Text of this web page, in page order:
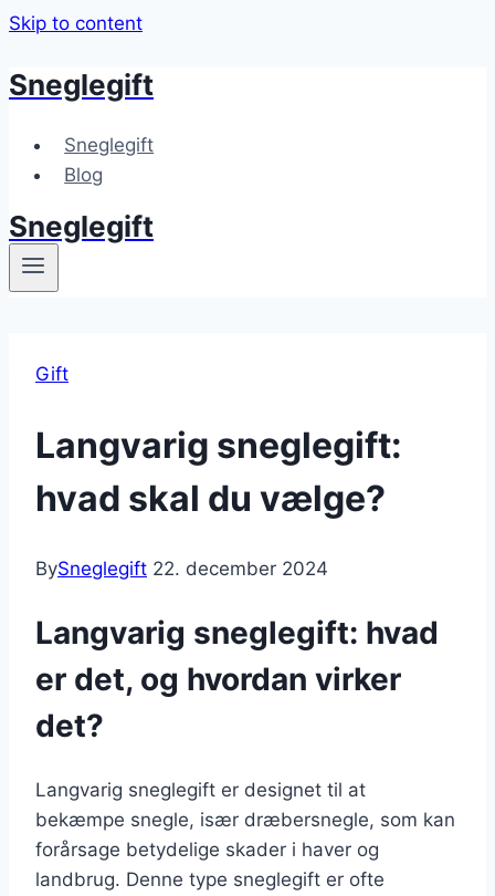
Skip to content
Sneglegift
Sneglegift
Blog
Sneglegift
Gift
Langvarig sneglegift:
hvad skal du vælge?
BySneglegift 22. december 2024
Langvarig sneglegift: hvad
er det, og hvordan virker
det?
Langvarig sneglegift er designet til at
bekæmpe snegle, især dræbersnegle, som kan
forårsage betydelige skader i haver og
landbrug. Denne type sneglegift er ofte